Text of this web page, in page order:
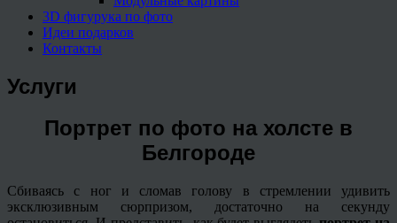
3D фигурука по фото
Идеи подарков
Контакты
Услуги
Портрет по фото на холсте в
Белгороде
Сбиваясь с ног и сломав голову в стремлении удивить
эксклюзивным сюрпризом, достаточно на секунду